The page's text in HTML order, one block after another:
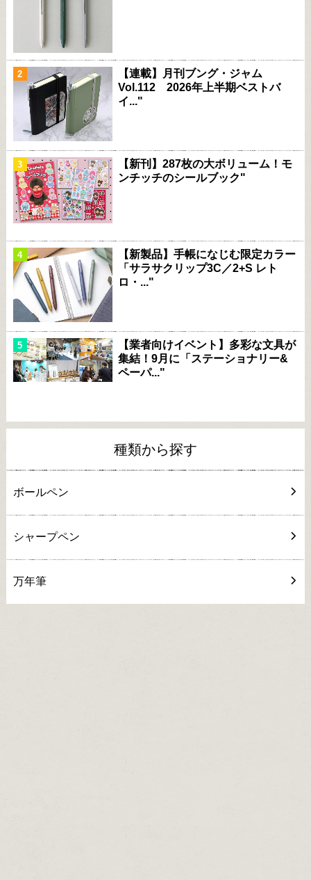
【連載】月刊ブング・ジャム
Vol.112 2026年上半期ベストバ
イ..."
【新刊】287枚の大ボリューム！モ
ンチッチのシールブック"
【新製品】手帳になじむ限定カラー
「サラサクリップ3C／2+S レト
ロ・..."
【業者向けイベント】多彩な文具が
集結！9月に「ステーショナリー&
ペーパ..."
種類から探す
ボールペン
シャープペン
万年筆